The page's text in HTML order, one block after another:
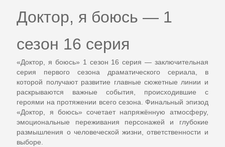
Доктор, я боюсь — 1
сезон 16 серия
«Доктор, я боюсь» 1 сезон 16 серия — заключительная
серия первого сезона драматического сериала, в
которой получают развитие главные сюжетные линии и
раскрываются важные события, происходившие с
героями на протяжении всего сезона. Финальный эпизод
«Доктор, я боюсь» сочетает напряжённую атмосферу,
эмоциональные переживания персонажей и глубокие
размышления о человеческой жизни, ответственности и
выборе.